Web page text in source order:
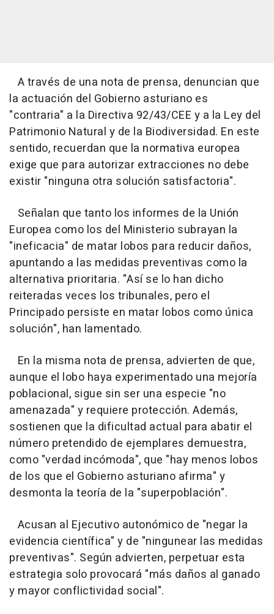
A través de una nota de prensa, denuncian que
la actuación del Gobierno asturiano es
"contraria" a la Directiva 92/43/CEE y a la Ley del
Patrimonio Natural y de la Biodiversidad. En este
sentido, recuerdan que la normativa europea
exige que para autorizar extracciones no debe
existir "ninguna otra solución satisfactoria".
Señalan que tanto los informes de la Unión
Europea como los del Ministerio subrayan la
"ineficacia" de matar lobos para reducir daños,
apuntando a las medidas preventivas como la
alternativa prioritaria. "Así se lo han dicho
reiteradas veces los tribunales, pero el
Principado persiste en matar lobos como única
solución", han lamentado.
En la misma nota de prensa, advierten de que,
aunque el lobo haya experimentado una mejoría
poblacional, sigue sin ser una especie "no
amenazada" y requiere protección. Además,
sostienen que la dificultad actual para abatir el
número pretendido de ejemplares demuestra,
como "verdad incómoda", que "hay menos lobos
de los que el Gobierno asturiano afirma" y
desmonta la teoría de la "superpoblación".
Acusan al Ejecutivo autonómico de "negar la
evidencia científica" y de "ningunear las medidas
preventivas". Según advierten, perpetuar esta
estrategia solo provocará "más daños al ganado
y mayor conflictividad social".